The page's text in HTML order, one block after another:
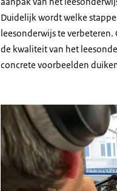
Duidelijk wordt welke
leesonderwijs te
de kwaliteit van het
concrete voorbeelden